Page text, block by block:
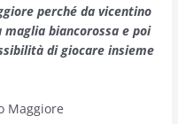
perché da vicentino
biancorossa e poi
di giocare insieme
Maggiore